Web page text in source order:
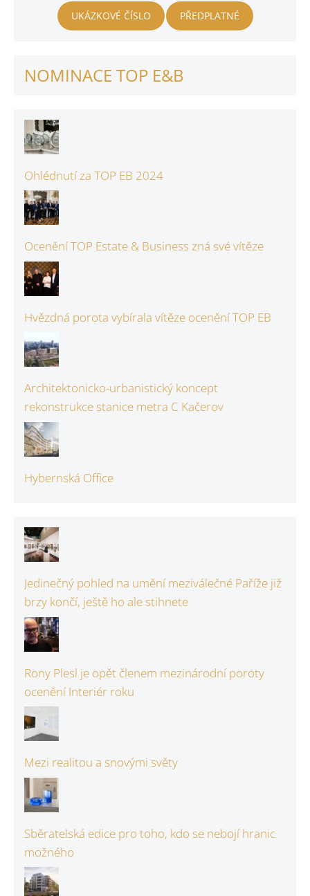
UKÁZKOVÉ ČÍSLO PŘEDPLATNÉ
NOMINACE TOP E&B
Ohlédnutí za TOP EB 2024
Ocenění TOP Estate & Business zná své vítěze
Hvězdná porota vybírala vítěze ocenění TOP EB
Architektonicko-urbanistický koncept
rekonstrukce stanice metra C Kačerov
Hybernská Office
Jedinečný pohled na umění meziválečné Paříže již
brzy končí, ještě ho ale stihnete
Rony Plesl je opět členem mezinárodní poroty
ocenění Interiér roku
Mezi realitou a snovými světy
Sběratelská edice pro toho, kdo se nebojí hranic
možného